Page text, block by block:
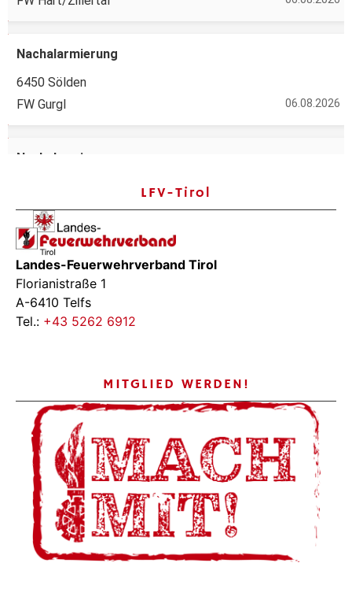
LFV-Tirol
Landes-Feuerwehrverband Tirol
Florianistraße 1
A-6410 Telfs
Tel.: +43 5262 6912
MITGLIED WERDEN!